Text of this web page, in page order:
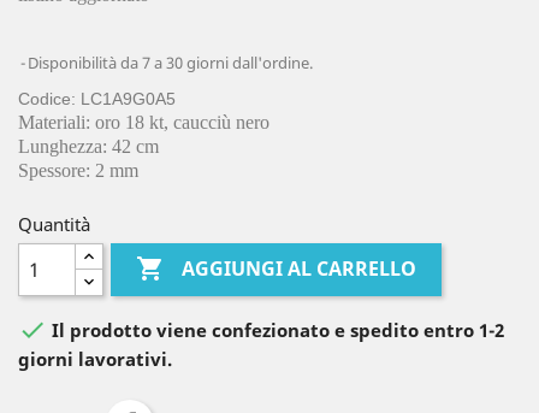
Disponibilità da 7 a 30 giorni dall'ordine.
Codice: LC1A9G0A5
Materiali: oro 18 kt, caucciù nero
Lunghezza: 42 cm
Spessore: 2 mm
Quantità
 AGGIUNGI AL CARRELLO
 Il prodotto viene confezionato e spedito entro 1-2
giorni lavorativi.